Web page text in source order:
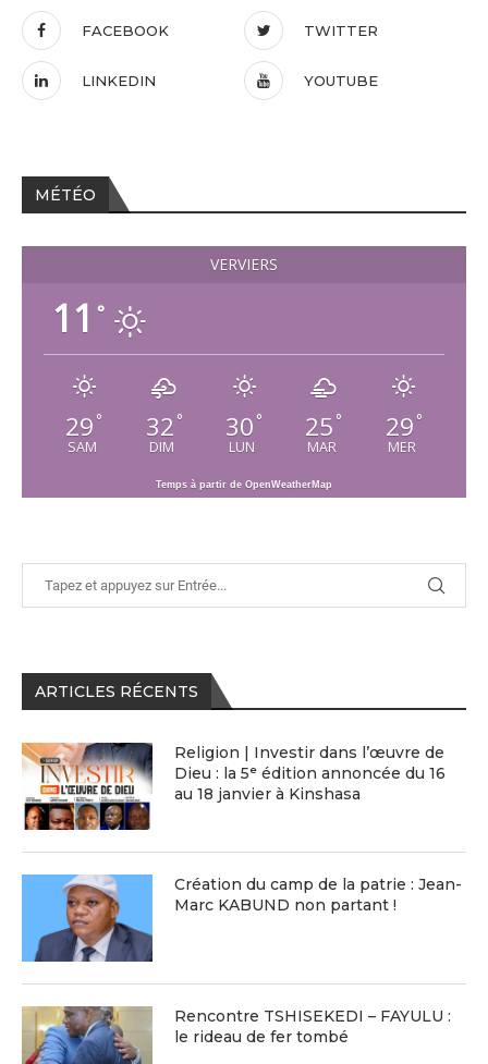
FACEBOOK TWITTER
LINKEDIN YOUTUBE
MÉTÉO
VERVIERS
11 °
29 °
SAM
32 °
DIM
30 °
LUN
25 °
MAR
29 °
MER
Temps à partir de OpenWeatherMap
ARTICLES RÉCENTS
Religion | Investir dans l’œuvre de
Dieu : la 5ᵉ édition annoncée du 16
au 18 janvier à Kinshasa
Création du camp de la patrie : Jean-
Marc KABUND non partant !
Rencontre TSHISEKEDI – FAYULU :
le rideau de fer tombé